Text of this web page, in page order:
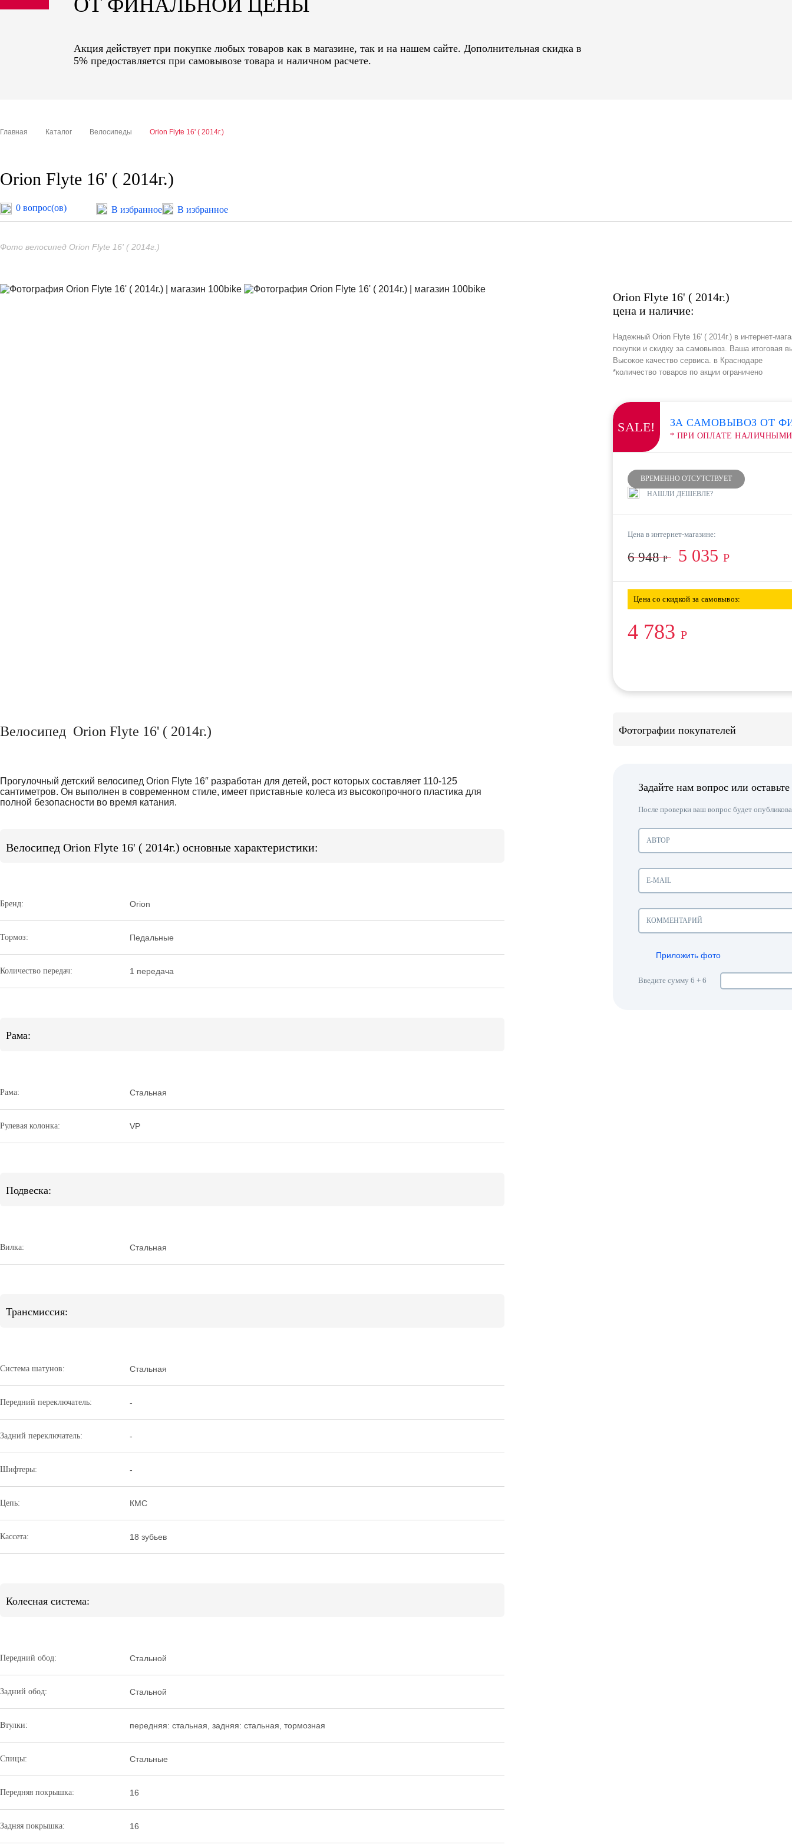
sale
ОТ ФИНАЛЬНОЙ ЦЕНЫ
Акция действует при покупке любых товаров как в магазине, так и на нашем сайте. Дополнительная скидка в
5% предоставляется при самовывозе товара и наличном расчете.
Главная Каталог Велосипеды Orion Flyte 16' ( 2014г.)
Orion Flyte 16' ( 2014г.)
0 вопрос(ов) В избранное В избранное
Фото велосипед Orion Flyte 16' ( 2014г.)
Orion Flyte 16' ( 2014г.)
цена и наличие:
Надежный Orion Flyte 16' ( 2014г.) в интернет-
покупки и скидку за самовывоз. Ваша итоговая
Высокое качество сервиса. в Краснодаре
*количество товаров по акции ограничено
SALE! ЗА САМОВЫВОЗ ОТ
* ПРИ ОПЛАТЕ НАЛИЧНЫМИ
ВРЕМЕННО ОТСУТСТВУЕТ
НАШЛИ ДЕШЕВЛЕ?
Цена в интернет-магазине:
6 948Р 5 035 Р
Цена со скидкой за самовывоз:
4 783 Р
Велосипед Orion Flyte 16' ( 2014г.)
Прогулочный детский велосипед Orion Flyte 16″ разработан для детей, рост которых составляет 110-125
сантиметров. Он выполнен в современном стиле, имеет приставные колеса из высокопрочного пластика для
полной безопасности во время катания.
Велосипед Orion Flyte 16' ( 2014г.) основные характеристики:
Бренд: Orion
Тормоз: Педальные
Количество передач: 1 передача
Рама:
Рама: Стальная
Рулевая колонка: VP
Подвеска:
Вилка: Стальная
Трансмиссия:
Система шатунов: Стальная
Передний переключатель: -
Задний переключатель: -
Шифтеры: -
Цепь: КМС
Кассета: 18 зубьев
Колесная система:
Передний обод: Стальной
Задний обод: Стальной
Втулки: передняя: стальная, задняя: стальная, тормозная
Спицы: Стальные
Передняя покрышка: 16
Задняя покрышка: 16
Фотографии покупателей
Задайте нам вопрос или
После проверки ваш вопрос будет
Приложить фото
Введите сумму 6 + 6